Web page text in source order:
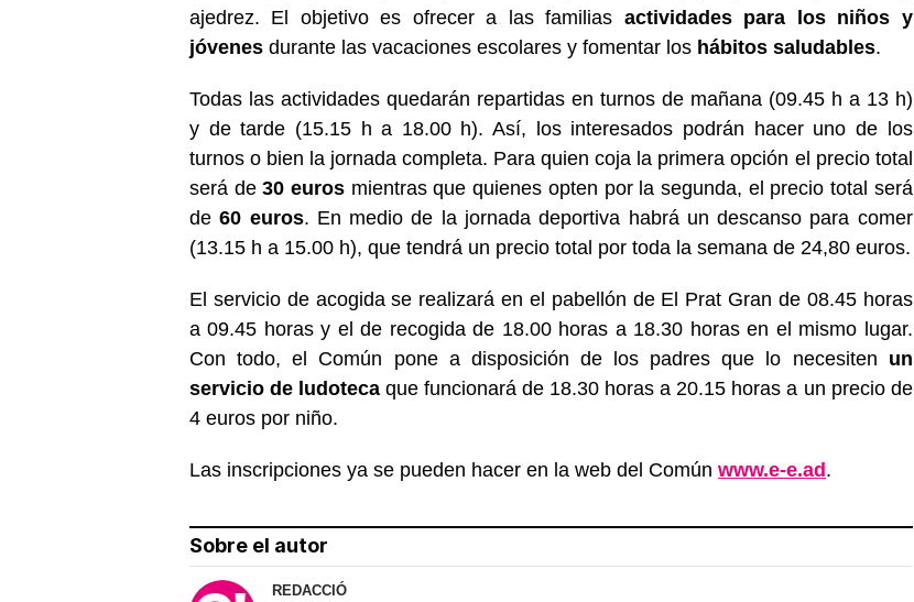
ajedrez. El objetivo es ofrecer a las familias actividades para los niños y
jóvenes durante las vacaciones escolares y fomentar los hábitos saludables.
Todas las actividades quedarán repartidas en turnos de mañana (09.45 h a 13 h)
y de tarde (15.15 h a 18.00 h). Así, los interesados podrán hacer uno de los
turnos o bien la jornada completa. Para quien coja la primera opción el precio total
será de30 euros mientras que quienes opten por la segunda, el precio total será
de 60 euros. En medio de la jornada deportiva habrá un descanso para comer
(13.15 h a 15.00 h), que tendrá un precio total por toda la semana de 24,80 euros.
El servicio de acogida se realizará en el pabellón de El Prat Gran de 08.45 horas
a 09.45 horas y el de recogida de 18.00 horas a 18.30 horas en el mismo lugar.
Con todo, el Común pone a disposición de los padres que lo necesiten un
servicio de ludoteca que funcionará de 18.30 horas a 20.15 horas a un precio de
4 euros por niño.
Las inscripciones ya se pueden hacer en la web del Común www.e-e.ad.
Sobre el autor
REDACCIÓ